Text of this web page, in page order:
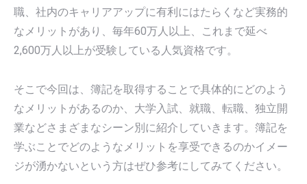
職、社内のキャリアアップに有利にはたらくなど実務的
なメリットがあり、毎年60万人以上、これまで延べ
2,600万人以上が受験している人気資格です。
そこで今回は、簿記を取得することで具体的にどのよう
なメリットがあるのか、大学入試、就職、転職、独立開
業などさまざまなシーン別に紹介していきます。簿記を
学ぶことでどのようなメリットを享受できるのかイメー
ジが湧かないという方はぜひ参考にしてみてください。